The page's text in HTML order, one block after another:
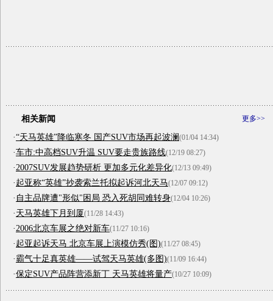
更多>>
相关新闻
·“天马英雄”降临寒冬 国产SUV市场再起波澜(01/04 14:34)
·车市:中高档SUV升温 SUV要走贵族路线(12/19 08:27)
·2007SUV发展趋势研析 更加多元化差异化(12/13 09:49)
·起亚称“英雄”抄袭索兰托拟起诉河北天马(12/07 09:12)
· 自主品牌遭"形似"困局 恐入死胡同难转身(12/04 10:26)
·天马英雄下月到厦(11/28 14:43)
·2006北京车展之绝对新车(11/27 10:16)
·起亚起诉天马 北京车展上演模仿秀(图)(11/27 08:45)
·霸气十足真英雄――试驾天马英雄(多图)(11/09 16:44)
·保定SUV产品阵营添新丁 天马英雄将量产(10/27 10:09)